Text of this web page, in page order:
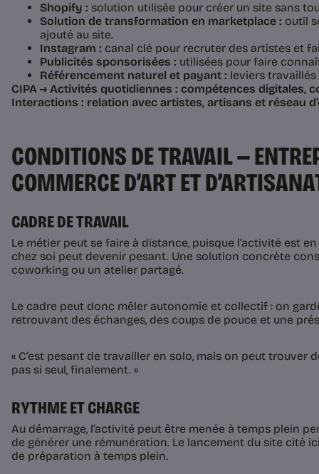
Shopify : solution utilisée pour créer un site sans
Solution de transformation en marketplace : outil
ajouté au site.
Instagram : canal clé pour recruter des artistes et
Publicités sponsorisées : utilisées pour faire
Référencement naturel et payant : leviers
CIPA → Activités quotidiennes : compétences digitales,
Interactions : relation avec artistes, artisans et réseau
CONDITIONS DE TRAVAIL —
COMMERCE D’ART ET
CADRE DE TRAVAIL
Le métier peut se faire à distance, puisque l’activité est
chez soi peut devenir pesant. Une solution concrète
coworking ou un atelier partagé.
Le cadre peut donc mêler autonomie et collectif : on
retrouvant des échanges, des coups de pouce et une
« C’est pesant de travailler en solo, mais on peut trouver
pas si seul, finalement. »
RYTHME ET CHARGE
Au démarrage, l’activité peut être menée à temps plein
de générer une rémunération. Le lancement du site cité
de préparation à temps plein.